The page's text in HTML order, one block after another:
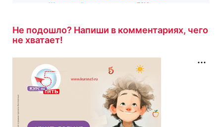
Жуковский
5/10
Не подошло? Напиши в комментариях, чего
не хватает!